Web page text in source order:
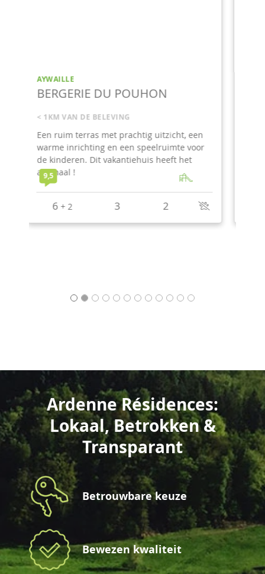
AYWAILLE
LIMPIDE
< 1KM VAN DE BELEVING
De eenvoud van een landelijke omgeving.
Biljarttafel en jacuzzi als bonus.
9
8 + 2
Ardenne Résidences:
Lokaal, Betrokken &
Transparant
Betrouwbare keuze
Bewezen kwaliteit